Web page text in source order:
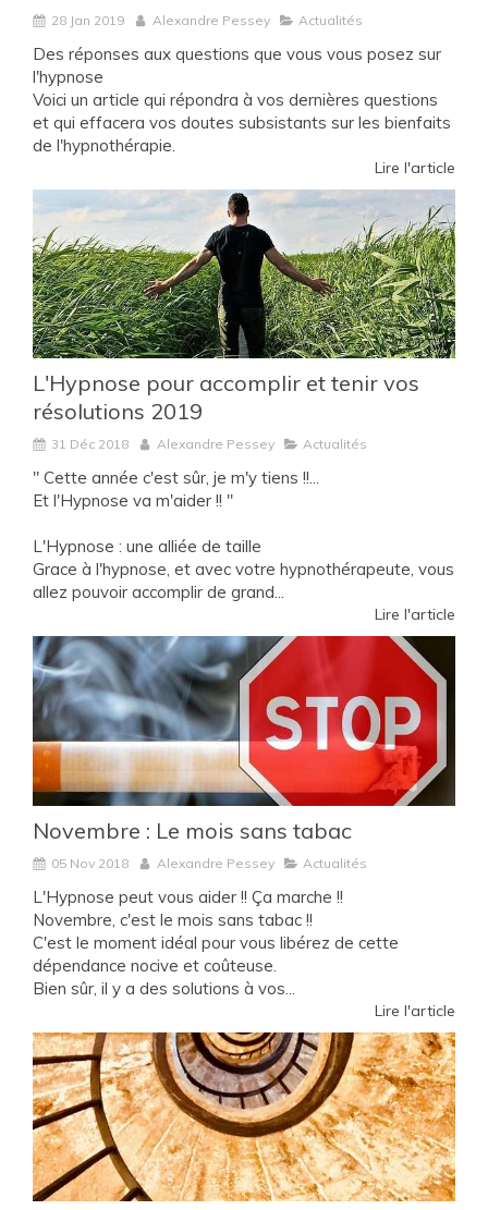
28 Jan 2019 Alexandre Pessey Actualités
Des réponses aux questions que vous vous posez sur
l'hypnose
Voici un article qui répondra à vos dernières questions
et qui effacera vos doutes subsistants sur les bienfaits
de l'hypnothérapie.
Lire l'article
L'Hypnose pour accomplir et tenir vos
résolutions 2019
31 Déc 2018 Alexandre Pessey Actualités
" Cette année c'est sûr, je m'y tiens !!...
Et l'Hypnose va m'aider !! "
L'Hypnose : une alliée de taille
Grace à l'hypnose, et avec votre hypnothérapeute, vous
allez pouvoir accomplir de grand...
Lire l'article
Novembre : Le mois sans tabac
05 Nov 2018 Alexandre Pessey Actualités
L'Hypnose peut vous aider !! Ça marche !!
Novembre, c'est le mois sans tabac !!
C'est le moment idéal pour vous libérez de cette
dépendance nocive et coûteuse.
Bien sûr, il y a des solutions à vos...
Lire l'article